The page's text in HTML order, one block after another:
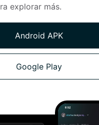
explorar más.
Android APK
Google Play